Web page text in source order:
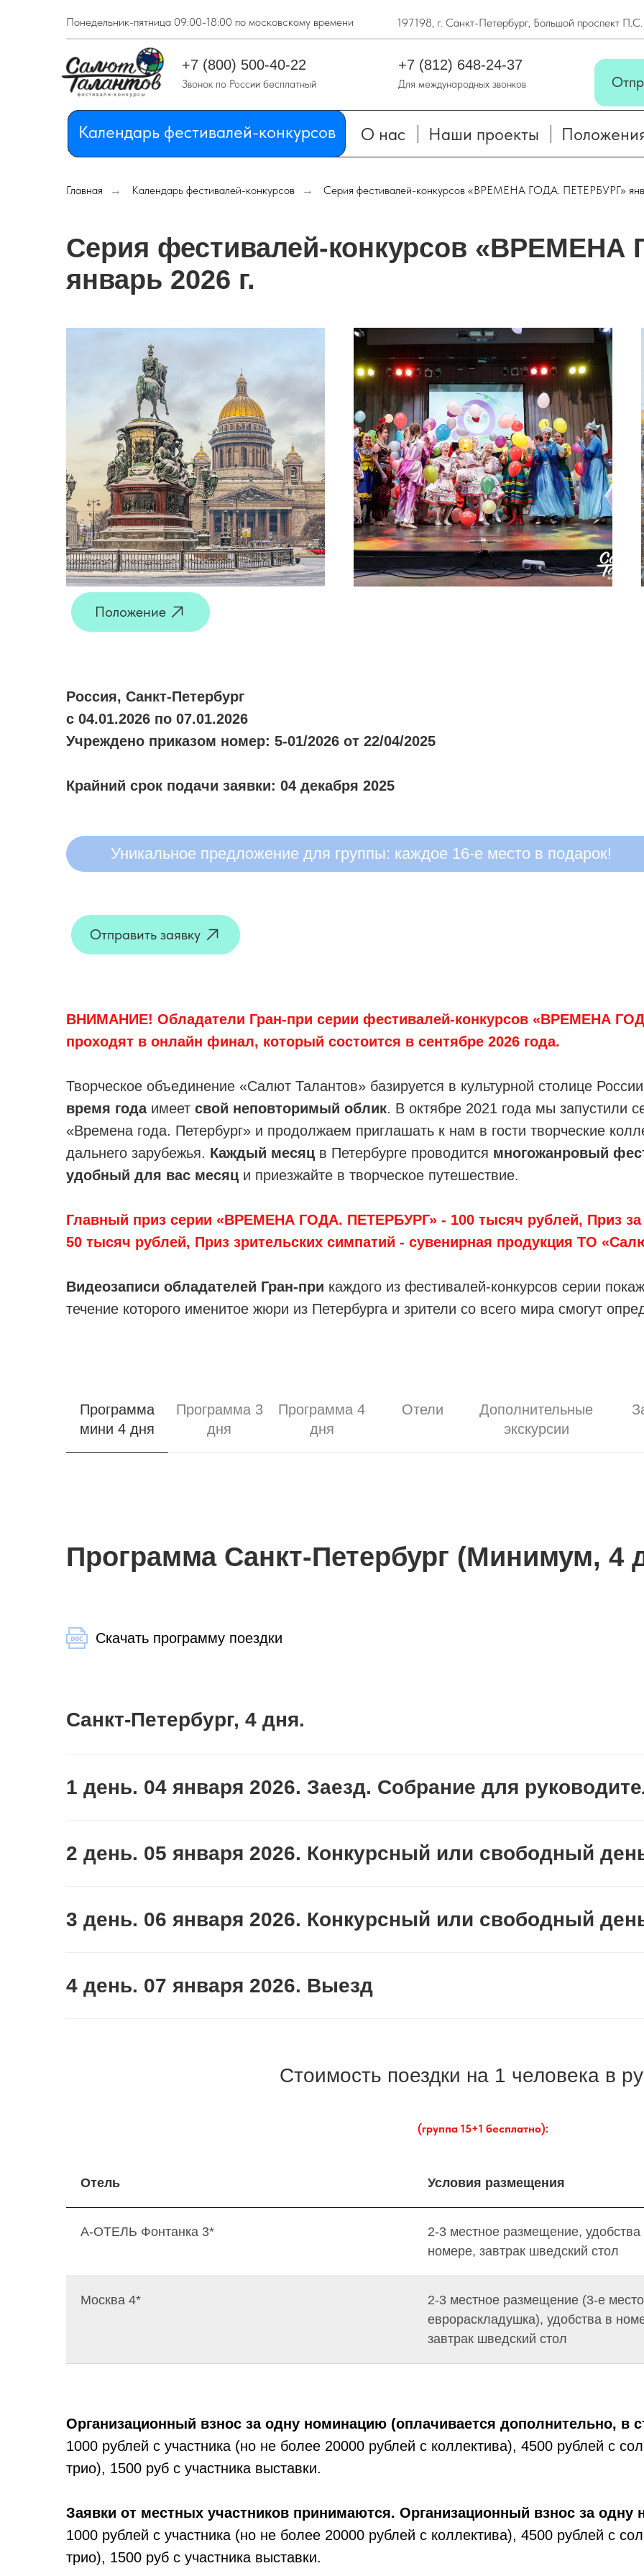
+7 (800) 500-40-22
Понедельник-пятница 09:00-18:00 по московскому времени 197198, г. Санкт-Петербург, Большой проспект
Звонок по России бесплатный
+7 (812) 648-24-37
Для международных звонков
О нас
Календарь фестивалей-конкурсов Наши проекты
О нас
Календарь фестивалей-конкурсов Наши проекты
Главная → Календарь фестивалей-конкурсов → Серия фестивалей-конкурсов «ВРЕМЕНА ГОДА. ПЕТЕРБУРГ»
Серия фестивалей-конкурсов
январь 2026 г.
Положение
Россия, Санкт-Петербург
с 04.01.2026 по 07.01.2026
Учреждено приказом номер: 5-01/2026 от 22/04/2025
Крайний срок подачи заявки: 04 декабря 2025
Уникальное предложение для группы: каждое 16-е место в подарок!
Отправить заявку
ВНИМАНИЕ! Обладатели Гран-при серии фестивалей-конкурсов «ВРЕМЕНА
проходят в онлайн финал, который состоится в сентябре 2026 года.
Творческое объединение «Салют Талантов» базируется в культурной столице
время годаимеет свой неповторимый облик. В октябре 2021 года мы запустили
«Времена года. Петербург» и продолжаем приглашать к нам в гости творческие
дальнего зарубежья. Каждый месяц в Петербурге проводится многожанровый
удобный для вас месяц и приезжайте в творческое путешествие.
Главный приз серии «ВРЕМЕНА ГОДА. ПЕТЕРБУРГ» - 100 тысяч рублей, Приз
50 тысяч рублей, Приз зрительских симпатий - сувенирная продукция ТО
Видеозаписи обладателей Гран-при каждого из фестивалей-конкурсов серии
течение которого именитое жюри из Петербурга и зрители со всего мира смогут
Программа
мини 4 дня
Программа 3
дня
Программа 4
дня
Отели
Дополнительные
экскурсии
Программа Санкт-Петербург (Минимум, 4
Скачать программу поездки
Санкт-Петербург, 4 дня.
1 день. 04 января 2026. Заезд. Собрание для
2 день. 05 января 2026. Конкурсный или свободный
3 день. 06 января 2026. Конкурсный или свободный
4 день. 07 января 2026. Выезд
Стоимость поездки на 1 человека в
(группа 15+1 бесплатно):
Отель Условия размещения
A-ОТЕЛЬ Фонтанка 3*
2-3 местное размещение, удобства
номере, завтрак шведский стол
Москва 4*
2-3 местное размещение (3-е
еврораскладушка), удобства в
завтрак шведский стол
Организационный взнос за одну номинацию (оплачивается дополнительно, в
1000 рублей с участника (но не более 20000 рублей с коллектива), 4500 рублей с
трио), 1500 руб с участника выставки.
Заявки от местных участников принимаются. Организационный взнос за одну
1000 рублей с участника (но не более 20000 рублей с коллектива), 4500 рублей с
трио), 1500 руб с участника выставки.